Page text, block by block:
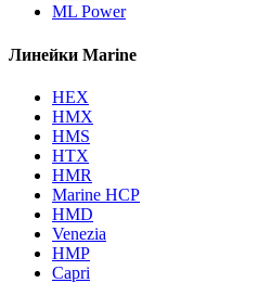
ML Power
Линейки Marine
HEX
HMX
HMS
HTX
HMR
Marine HCP
HMD
Venezia
HMP
Capri